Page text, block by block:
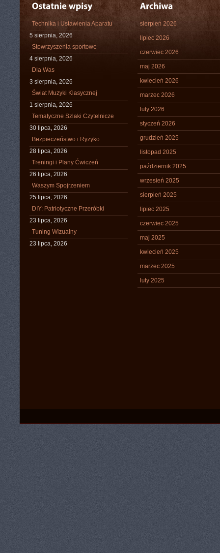
Technika i Ustawienia Aparatu
5 sierpnia, 2026
Stowrzyszenia sportowe
4 sierpnia, 2026
Dla Was
3 sierpnia, 2026
Świat Muzyki Klasycznej
1 sierpnia, 2026
Tematyczne Szlaki Czytelnicze
30 lipca, 2026
Bezpieczeństwo i Ryzyko
28 lipca, 2026
Treningi i Plany Ćwiczeń
26 lipca, 2026
Waszym Spojrzeniem
25 lipca, 2026
DIY: Patriotyczne Przeróbki
23 lipca, 2026
Tuning Wizualny
23 lipca, 2026
sierpień 2026
lipiec 2026
czerwiec 2026
maj 2026
kwiecień 2026
marzec 2026
luty 2026
styczeń 2026
grudzień 2025
listopad 2025
październik 2025
wrzesień 2025
sierpień 2025
lipiec 2025
czerwiec 2025
maj 2025
kwiecień 2025
marzec 2025
luty 2025